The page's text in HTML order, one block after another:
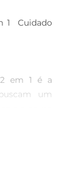
1  Cuidado
2 em 1 é a
um